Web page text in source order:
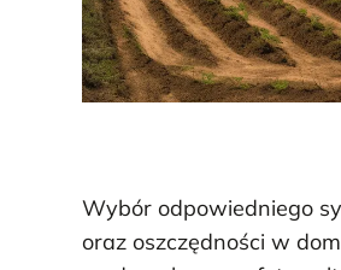
Wybór odpowiedniego
oraz oszczędności w